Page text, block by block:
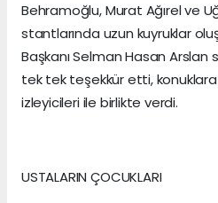
Behramoğlu, Murat Ağırel ve
stantlarında uzun kuyruklar
Başkanı Selman Hasan Arslan
tek tek teşekkür etti,
izleyicileri ile birlikte verdi.
USTALARIN ÇOCUKLARI